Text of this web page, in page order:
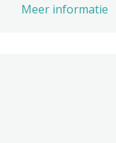
Meer informatie